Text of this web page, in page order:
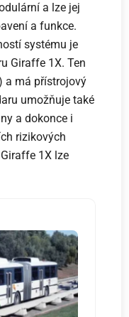
a lze jej
a funkce.
systému je
Giraffe 1X. Ten
a má přístrojový
umožňuje také
a dokonce i
rizikových
1X lze